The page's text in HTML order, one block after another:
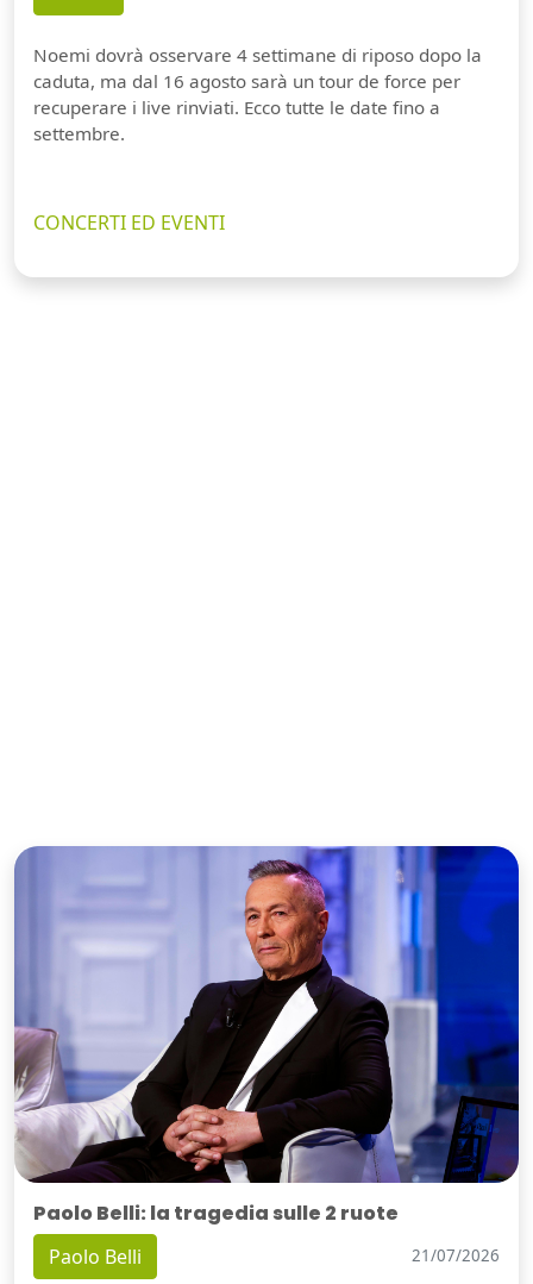
Noemi dovrà osservare 4 settimane di riposo dopo la
caduta, ma dal 16 agosto sarà un tour de force per
recuperare i live rinviati. Ecco tutte le date fino a
settembre.
CONCERTI ED EVENTI
Paolo Belli: la tragedia sulle 2 ruote
Paolo Belli 21/07/2026